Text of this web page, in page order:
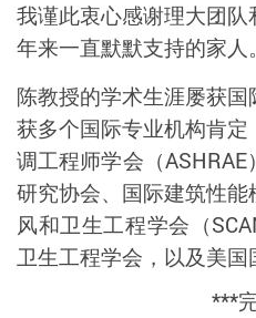
我谨此衷心感谢理大团
年来一直默默支持的家人
陈教授的学术生涯屡获
获多个国际专业机构肯
调工程师学会（ASHRAE
研究协会、国际建筑性
风和卫生工程学会（
卫生工程学会，以及美国
***